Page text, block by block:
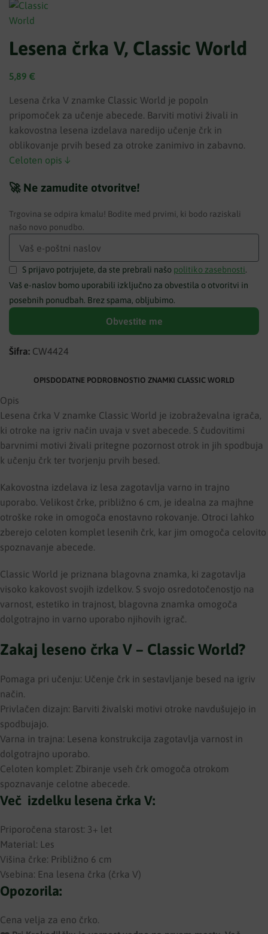
Lesena črka V, Classic World
5,89 €
Lesena črka V znamke Classic World je popoln
pripomoček za učenje abecede. Barviti motivi živali in
kakovostna lesena izdelava naredijo učenje črk in
oblikovanje prvih besed za otroke zanimivo in zabavno.
Celoten opis ↓
🚀 Ne zamudite otvoritve!
Trgovina se odpira kmalu! Bodite med prvimi, ki bodo raziskali
našo novo ponudbo.
S prijavo potrjujete, da ste prebrali našo politiko zasebnosti.
Vaš e-naslov bomo uporabili izključno za obvestila o otvoritvi in
posebnih ponudbah. Brez spama, obljubimo.
Obvestite me
Šifra: CW4424
OPISDODATNE PODROBNOSTIO ZNAMKI CLASSIC WORLD
Opis
Lesena črka V znamke Classic World je izobraževalna igrača,
ki otroke na igriv način uvaja v svet abecede. S čudovitimi
barvnimi motivi živali pritegne pozornost otrok in jih spodbuja
k učenju črk ter tvorjenju prvih besed.
Kakovostna izdelava iz lesa zagotavlja varno in trajno
uporabo. Velikost črke, približno 6 cm, je idealna za majhne
otroške roke in omogoča enostavno rokovanje. Otroci lahko
zberejo celoten komplet lesenih črk, kar jim omogoča celovito
spoznavanje abecede.
Classic World je priznana blagovna znamka, ki zagotavlja
visoko kakovost svojih izdelkov. S svojo osredotočenostjo na
varnost, estetiko in trajnost, blagovna znamka omogoča
dolgotrajno in varno uporabo njihovih igrač.
Zakaj leseno črka V – Classic World?
Pomaga pri učenju: Učenje črk in sestavljanje besed na igriv
način.
Privlačen dizajn: Barviti živalski motivi otroke navdušujejo in
spodbujajo.
Varna in trajna: Lesena konstrukcija zagotavlja varnost in
dolgotrajno uporabo.
Celoten komplet: Zbiranje vseh črk omogoča otrokom
spoznavanje celotne abecede.
Več izdelku lesena črka V:
Priporočena starost: 3+ let
Material: Les
Višina črke: Približno 6 cm
Vsebina: Ena lesena črka (črka V)
Opozorila:
Cena velja za eno črko.